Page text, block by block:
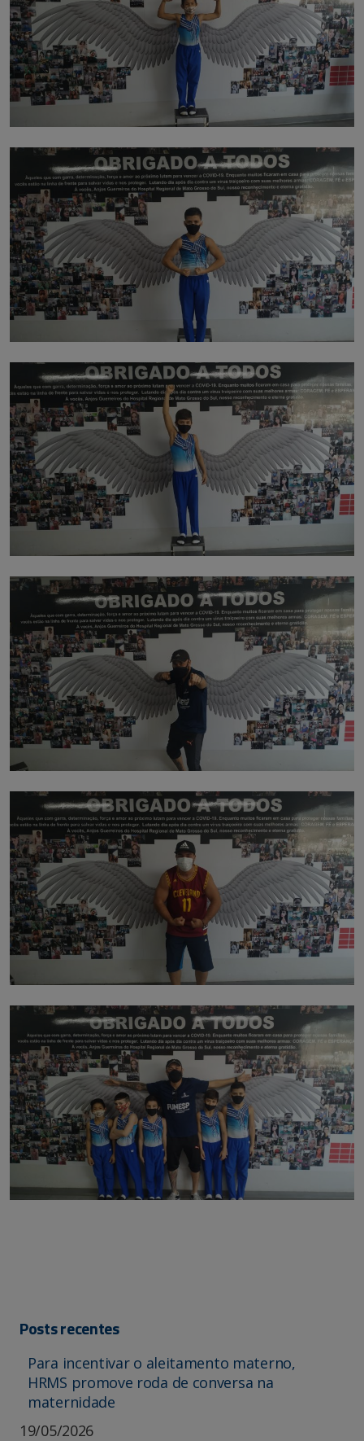
Posts recentes
Para incentivar o aleitamento materno,
HRMS promove roda de conversa na
maternidade
19/05/2026